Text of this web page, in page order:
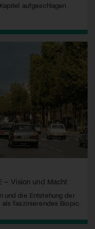
aufgeschlagen
– Vision und Macht
und die Entstehung der
faszinierendes Biopic.